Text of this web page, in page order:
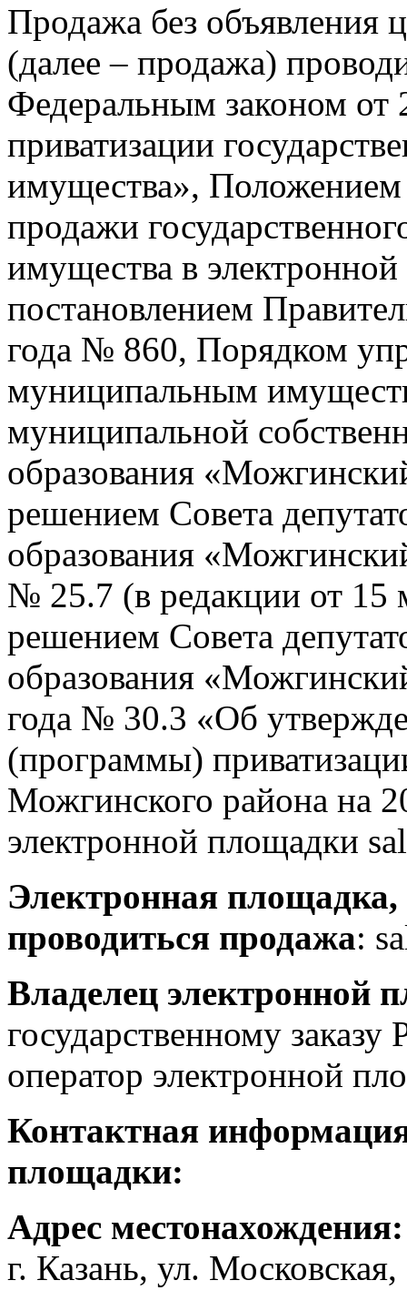
Продажа без объявления
(далее – продажа)
Федеральным законом
приватизации
имущества», Положением
продажи
имущества в
постановлением
года № 860, Порядком
муниципальным
муниципальной
образования
решением Совета
образования
№ 25.7 (в редакции от 15
решением Совета
образования
года № 30.3 «Об
(программы)
Можгинского района на
электронной площадки
Электронная площадка,
проводиться продажа:
Владелец электронной
государственному заказу
оператор электронной
Контактная
площадки:
Адрес
г. Казань, ул.